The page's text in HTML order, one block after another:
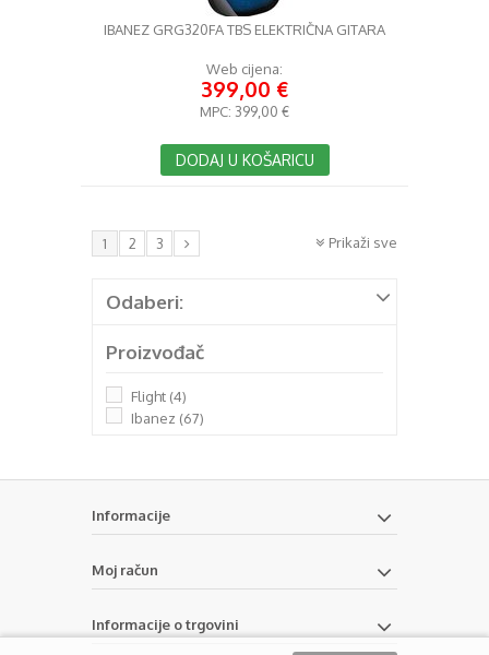
IBANEZ GRG320FA TBS ELEKTRIČNA GITARA
Web cijena:
399,00 €
MPC: 399,00 €
DODAJ U KOŠARICU
Prikaži sve
1 2 3
Odaberi:
Proizvođač
Flight (4)
Ibanez (67)
Informacije
Moj račun
Informacije o trgovini